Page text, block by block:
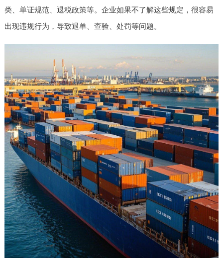
类、单证规范、退税政策等。企业如果不了解这些规定，很容易
出现违规行为，导致退单、查验、处罚等问题。